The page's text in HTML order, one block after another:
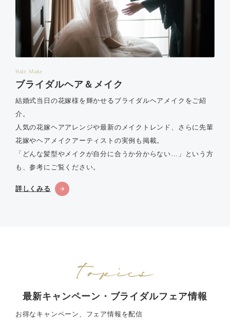
Hair Make
ブライダルヘア＆メイク
結婚式当日の花嫁様を輝かせるブライダルヘアメイクをご紹
介。
人気の花嫁ヘアアレンジや最新のメイクトレンド、さらに先輩
花嫁やヘアメイクアーティストの実例も掲載。
「どんな髪型やメイクが自分に合うか分からない…」という方
も、参考にご覧ください。
詳しくみる
最新キャンペーン・ブライダルフェア情報
お得なキャンペーン、フェア情報を配信